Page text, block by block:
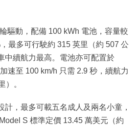
驅動，配備 100 kWh 電池，容量較
最多可行駛約 315 英里（約 507 公
中續航力最高。電池亦可配置於
速至 100 km/h 只需 2.9 秒，續航力
）。
計，最多可載五名成人及兩名小童，
S 標準定價 13.45 萬美元（約